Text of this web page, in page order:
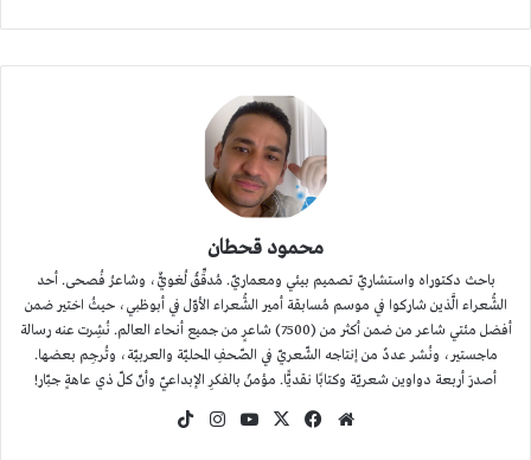
محمود قحطان
باحث دكتوراه واستشاريّ تصميم بيئي ومعماريّ. مُدقِّقٌ لُغويٌّ، وشاعرُ فُصحى. أحد
الشُّعراء الَّذين شاركوا في موسم مُسابقة أمير الشُّعراء الأوّل في أبوظبي، حيثُ اختير ضمن
أفضل مئتي شاعر من ضمن أكثر من (7500) شاعرٍ من جميع أنحاء العالم. نُشِرت عنه رسالة
ماجستير، ونُشر عددٌ من إنتاجه الشّعريّ في الصّحفِ المحليّة والعربيّة، وتُرجِم بعضها.
أصدرَ أربعة دواوين شعريّة وكتابًا نقديًّا. مؤمنٌ بالفكرِ الإبداعيّ وأنّ كلّ ذي عاهةٍ جبّار!
موقع
فيسبوك
‫X
‫YouTubeانستقرام